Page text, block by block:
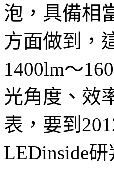
泡，具備相
方面做到，
1400lm～
光角度、效
表，要到
LEDinside